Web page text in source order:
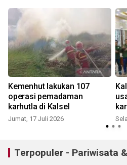
Kemenhut lakukan 107
operasi pemadaman
karhutla di Kalsel
Jumat, 17 Juli 2026
Terpopuler - Pariwisata